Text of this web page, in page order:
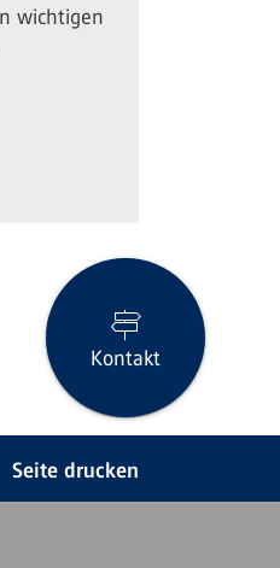
wichtigen
Kontakt
Seite drucken